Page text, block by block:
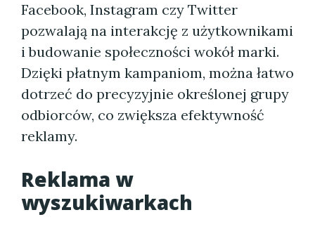
Facebook, Instagram czy Twitter
pozwalają na interakcję z użytkownikami
i budowanie społeczności wokół marki.
Dzięki płatnym kampaniom, można łatwo
dotrzeć do precyzyjnie określonej grupy
odbiorców, co zwiększa efektywność
reklamy.
Reklama w
wyszukiwarkach